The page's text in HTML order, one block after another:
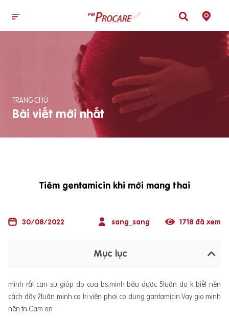
TRANG CHỦ
Bài viết mới nhất
Tiêm gentamicin khi mới mang thai
30/08/2022 sang_sang 1718 đã xem
Mục lục
minh rất can su giúp do cua bs.minh bâu đươc 5tuân do k biết nên
cách đây 2tuân minh co tri viên phơi co dung gantamicin.Vay gio minh
nên tn.Cam on